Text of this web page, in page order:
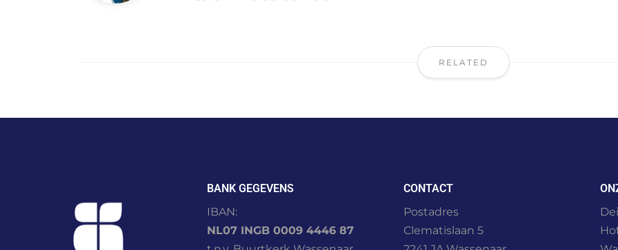
RELATED
BANK GEGEVENS
IBAN:
NL07 INGB 0009 4446 87
CONTACT
Postadres
Clematislaan 5